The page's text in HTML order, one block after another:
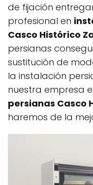
de fijación
profesional en
Casco Histórico
persianas
sustitución de
la instalación
nuestra empresa
persianas Casco
haremos de la